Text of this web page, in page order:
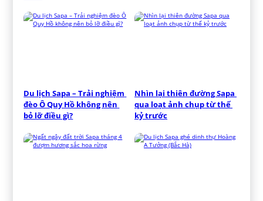
Du lịch Sapa – Trải nghiệm
đèo Ô Quy Hồ không nên
bỏ lỡ điều gì?
Nhìn lại thiên đường Sapa
qua loạt ảnh chụp từ thế
kỷ trước